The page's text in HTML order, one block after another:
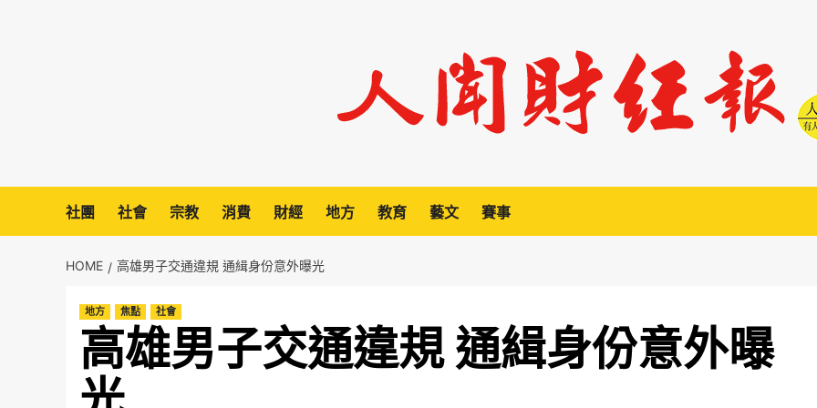
社團 社會 宗教 消費 財經 地方 教育 藝文 賽事
HOME 高雄男子交通違規 通緝身份意外曝光
地方 焦點 社會
高雄男子交通違規 通緝身份意外曝